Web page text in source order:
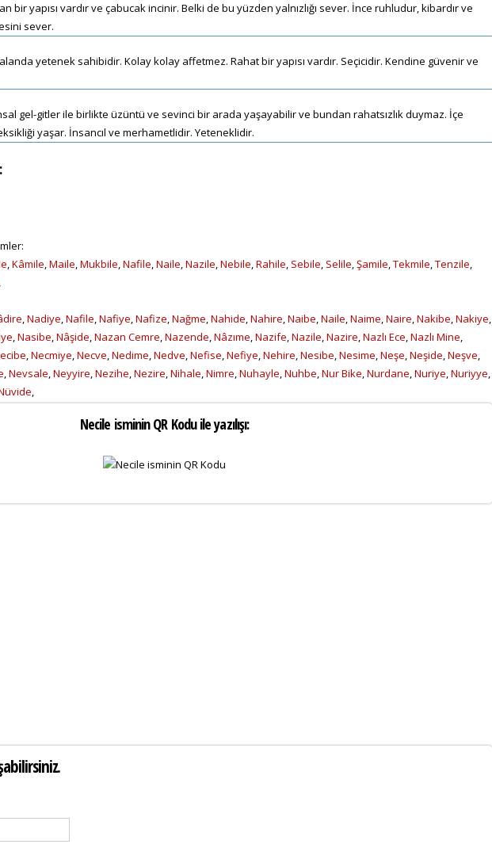
bir yapısı vardır ve çabucak incinir. Belki de bu yüzden yalnızlığı sever. İnce ruhludur, kibardır ve
sever.
yetenek sahibidir. Kolay kolay affetmez. Rahat bir yapısı vardır. Seçicidir. Kendine güvenir ve
gel-gitler ile birlikte üzüntü ve sevinci bir arada yaşayabilir ve bundan rahatsızlık duymaz. İçe
yaşar. İnsancıl ve merhametlidir. Yeteneklidir.
,Kâmile,Maile,Mukbile,Nafile,Naile,Nazile,Nebile,Rahile, Sebile, Selile,Şamile,Tekmile,Tenzile,
,
,Nadiye,Nafile,Nafiye,Nafize,Nağme,Nahide,Nahire,Naibe,Naile,Naime,Naire,Nakibe,Nakiye,
,Nasibe,Nâşide,Nazan Cemre,Nazende,Nâzıme,Nazife,Nazile,Nazire,Nazlı Ece,Nazlı Mine,
,Necmiye,Necve,Nedime,Nedve,Nefise,Nefiye,Nehire,Nesibe,Nesime,Neşe,Neşide,Neşve,
,Nevsale,Neyyire,Nezihe,Nezire,Nihale,Nimre,Nuhayle,Nuhbe,Nur Bike,Nurdane,Nuriye,Nuriyye,
,
Necile isminin QR Kodu ile yazılışı: